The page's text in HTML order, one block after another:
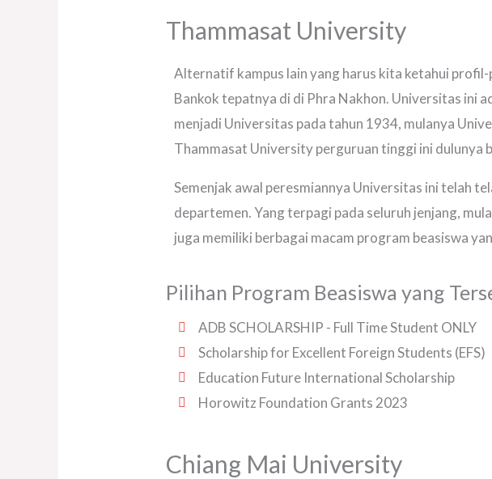
Thammasat University
Alternatif kampus lain yang harus kita ketahui
Bankok tepatnya di di Phra Nakhon. Universitas ini
menjadi Universitas pada tahun 1934, mulanya
Thammasat University perguruan tinggi ini dulunya
Semenjak awal peresmiannya Universitas ini telah
departemen. Yang terpagi pada seluruh jenjang,
juga memiliki berbagai macam program beasiswa
Pilihan Program Beasiswa yang
ADB SCHOLARSHIP - Full Time Student ONLY
Scholarship for Excellent Foreign Students (EFS)
Education Future International Scholarship
Horowitz Foundation Grants 2023
Chiang Mai University